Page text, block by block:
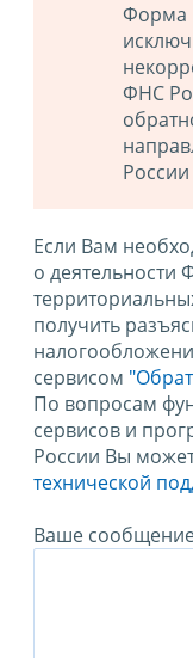
Форма
ФНС
Если Вам
о деятельности
получить
сервисом
По вопросам
сервисов и
России Вы
технической
Ваше